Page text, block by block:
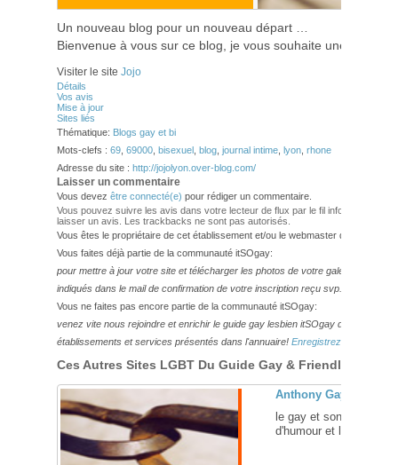
Un nouveau blog pour un nouveau départ …
Bienvenue à vous sur ce blog, je vous souhaite une bonne
Visiter le site Jojo
Détails
Vos avis
Mise à jour
Sites liés
Thématique: Blogs gay et bi
Mots-clefs : 69 69000 bisexuel blog journal intime lyon rhone
Adresse du site : http://jojolyon.over-blog.com/
Laisser un commentaire
Vous devez être connecté(e) pour rédiger un commentaire.
Vous pouvez suivre les avis dans votre lecteur de flux par le fil info
laisser un avis. Les trackbacks ne sont pas autorisés.
Vous êtes le propriétaire de cet établissement et/ou le webmaster de ce site?
Vous faites déjà partie de la communauté itSOgay:
pour mettre à jour votre site et télécharger les photos de votre galerie,
indiqués dans le mail de confirmation de votre inscription reçu svp.
Vous ne faites pas encore partie de la communauté itSOgay:
venez vite nous rejoindre et enrichir le guide gay lesbien itSOgay de vos
établissements et services présentés dans l'annuaire! Enregistrez-vous ici!
Ces Autres Sites LGBT Du Guide Gay & Friendly
Anthony Gay Life
le gay et son
d'humour et le plaisir